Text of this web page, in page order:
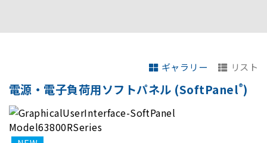
ギャラリー リスト
電源・電子負荷用ソフトパネル (SoftPanel®)